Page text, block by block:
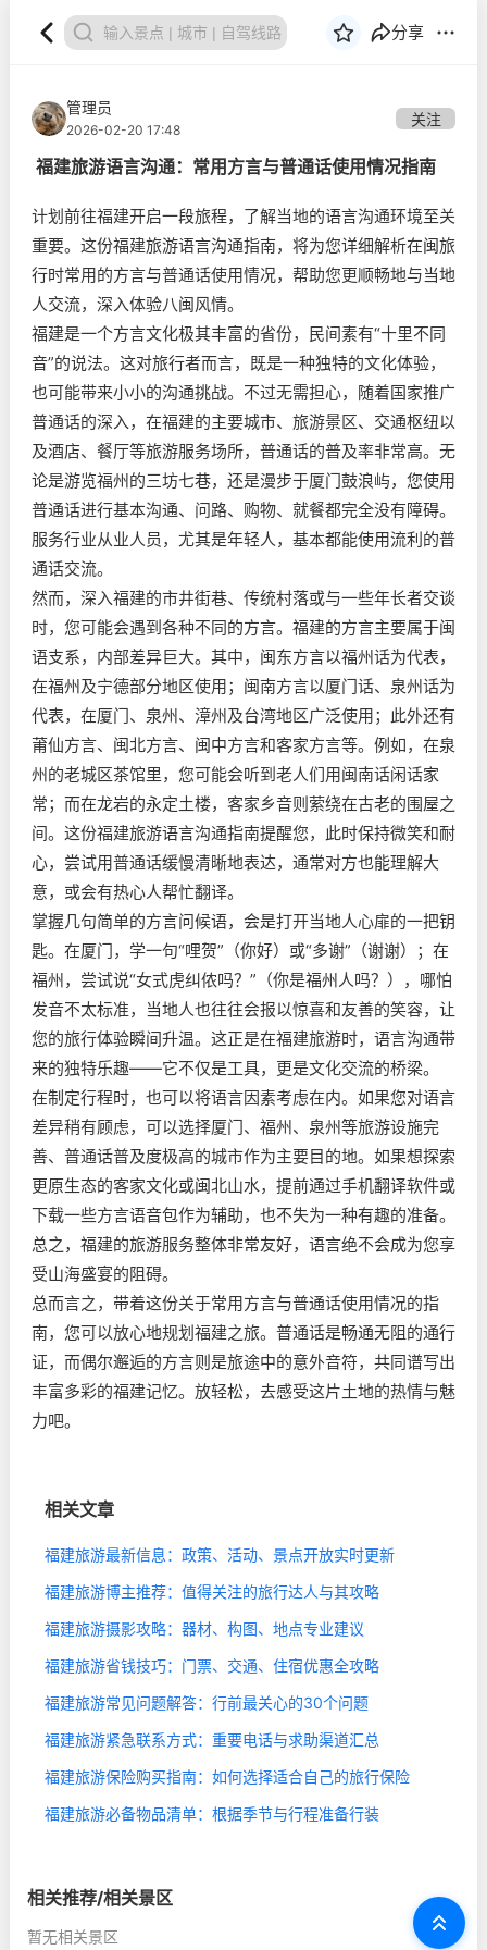
分享
管理员
2026-02-20 17:48
关注
福建旅游语言沟通：常用方言与普通话使用情况指南
计划前往福建开启一段旅程，了解当地的语言沟通环境至关
重要。这份福建旅游语言沟通指南，将为您详细解析在闽旅
行时常用的方言与普通话使用情况，帮助您更顺畅地与当地
人交流，深入体验八闽风情。
福建是一个方言文化极其丰富的省份，民间素有“十里不同
音”的说法。这对旅行者而言，既是一种独特的文化体验，
也可能带来小小的沟通挑战。不过无需担心，随着国家推广
普通话的深入，在福建的主要城市、旅游景区、交通枢纽以
及酒店、餐厅等旅游服务场所，普通话的普及率非常高。无
论是游览福州的三坊七巷，还是漫步于厦门鼓浪屿，您使用
普通话进行基本沟通、问路、购物、就餐都完全没有障碍。
服务行业从业人员，尤其是年轻人，基本都能使用流利的普
通话交流。
然而，深入福建的市井街巷、传统村落或与一些年长者交谈
时，您可能会遇到各种不同的方言。福建的方言主要属于闽
语支系，内部差异巨大。其中，闽东方言以福州话为代表，
在福州及宁德部分地区使用；闽南方言以厦门话、泉州话为
代表，在厦门、泉州、漳州及台湾地区广泛使用；此外还有
莆仙方言、闽北方言、闽中方言和客家方言等。例如，在泉
州的老城区茶馆里，您可能会听到老人们用闽南话闲话家
常；而在龙岩的永定土楼，客家乡音则萦绕在古老的围屋之
间。这份福建旅游语言沟通指南提醒您，此时保持微笑和耐
心，尝试用普通话缓慢清晰地表达，通常对方也能理解大
意，或会有热心人帮忙翻译。
掌握几句简单的方言问候语，会是打开当地人心扉的一把钥
匙。在厦门，学一句“哩贺”（你好）或“多谢”（谢谢）；在
福州，尝试说“女式虎纠侬吗？”（你是福州人吗？），哪怕
发音不太标准，当地人也往往会报以惊喜和友善的笑容，让
您的旅行体验瞬间升温。这正是在福建旅游时，语言沟通带
来的独特乐趣——它不仅是工具，更是文化交流的桥梁。
在制定行程时，也可以将语言因素考虑在内。如果您对语言
差异稍有顾虑，可以选择厦门、福州、泉州等旅游设施完
善、普通话普及度极高的城市作为主要目的地。如果想探索
更原生态的客家文化或闽北山水，提前通过手机翻译软件或
下载一些方言语音包作为辅助，也不失为一种有趣的准备。
总之，福建的旅游服务整体非常友好，语言绝不会成为您享
受山海盛宴的阻碍。
总而言之，带着这份关于常用方言与普通话使用情况的指
南，您可以放心地规划福建之旅。普通话是畅通无阻的通行
证，而偶尔邂逅的方言则是旅途中的意外音符，共同谱写出
丰富多彩的福建记忆。放轻松，去感受这片土地的热情与魅
力吧。
相关文章
福建旅游最新信息：政策、活动、景点开放实时更新
福建旅游博主推荐：值得关注的旅行达人与其攻略
福建旅游摄影攻略：器材、构图、地点专业建议
福建旅游省钱技巧：门票、交通、住宿优惠全攻略
福建旅游常见问题解答：行前最关心的30个问题
福建旅游紧急联系方式：重要电话与求助渠道汇总
福建旅游保险购买指南：如何选择适合自己的旅行保险
福建旅游必备物品清单：根据季节与行程准备行装
相关推荐/相关景区
暂无相关景区